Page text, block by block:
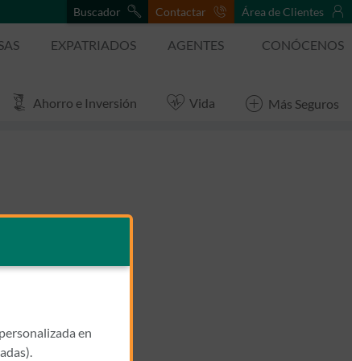
Buscador Contactar Área de Clientes
Ahorro e Inversión Vida Más Seguros
EXPATRIADOS AGENTES CONÓCENOS
en